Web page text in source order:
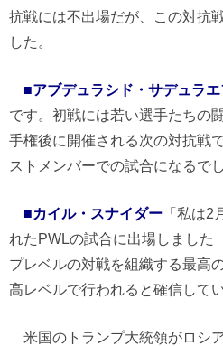
抗戦には不出場だが、この対抗
した。
■アブデュラシド・サデュラエ
です。初戦には若い選手たちの
手権後に開催される次の対抗戦
ストメンバーでの試合になるでし
■カイル・スナイダー 「私は2
れたPWLの試合に出場しました
プレベルの対戦を組織する最高
高レベルで行われると確信してい
米国のトランプ大統領がロシ